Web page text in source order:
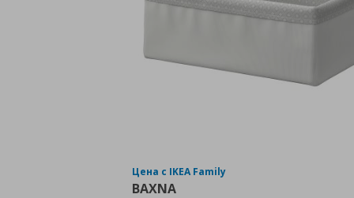
Цена с IKEA Family
BAXNA